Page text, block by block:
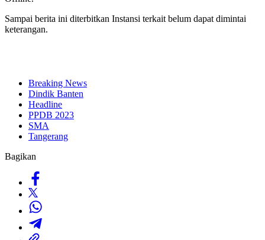
Sampai berita ini diterbitkan Instansi terkait belum dapat dimintai
keterangan.
Breaking News
Dindik Banten
Headline
PPDB 2023
SMA
Tangerang
Bagikan